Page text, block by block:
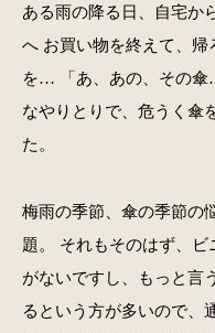
ある雨の降る日、自宅か
へ お買い物を終えて、
を… 「あ、あの、その
なやりとりで、危うく傘
た。
梅雨の季節、傘の季節の
題。 それもそのはず、
がないですし、もっと言
るという方が多いので、